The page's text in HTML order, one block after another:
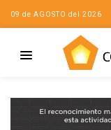
09 de AGOSTO del 2026